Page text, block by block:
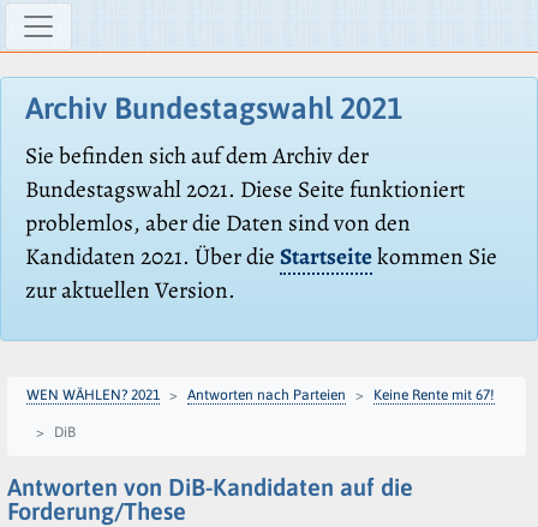
Archiv Bundestagswahl 2021
Sie befinden sich auf dem Archiv der
Bundestagswahl 2021. Diese Seite funktioniert
problemlos, aber die Daten sind von den
Kandidaten 2021. Über dieStartseitekommen Sie
zur aktuellen Version.
WEN WÄHLEN? 2021 Antworten nach Parteien Keine Rente mit 67!
DiB
Antworten von DiB-Kandidaten auf die
Forderung/These